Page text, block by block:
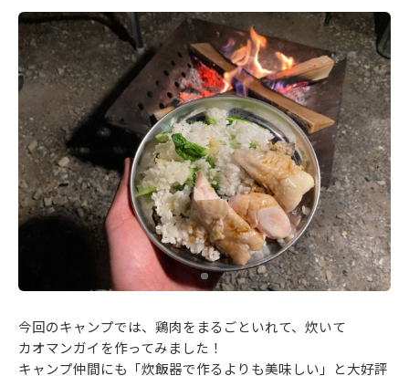
今回のキャンプでは、鶏肉をまるごといれて、炊いて
カオマンガイを作ってみました！
キャンプ仲間にも「炊飯器で作るよりも美味しい」と大好評